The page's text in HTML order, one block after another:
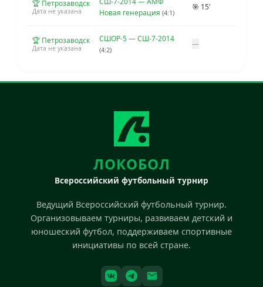
🏆 Петрозаводск
Дата не указана
Новая генерация (4:1)
🎯 15'
🏆 Петрозаводск
Дата не указана
СШОР-5 — СШ-7-2014
(4:2)
—
ЛОКОБОЛ
Всероссийский футбольный турнир
Ведущий Всероссийский футбольный турнир.
Организовываем турниры, развиваем детский и
юношеский футбол, поддерживаем спортивные
инициативы по всей стране.